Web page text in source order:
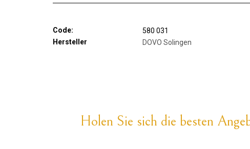
Code:
580 031
Hersteller
DOVO Solingen
Holen Sie sich die besten